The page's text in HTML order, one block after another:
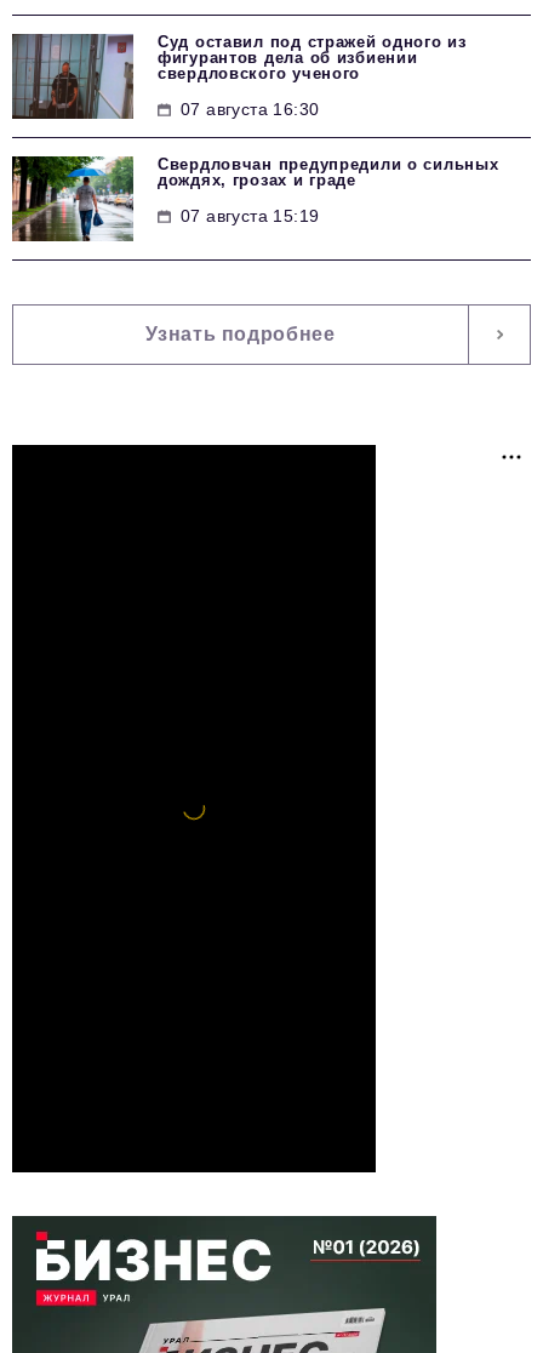
Суд оставил под стражей одного из
фигурантов дела об избиении
свердловского ученого
07 августа 16:30
Свердловчан предупредили о сильных
дождях, грозах и граде
07 августа 15:19
Узнать подробнее